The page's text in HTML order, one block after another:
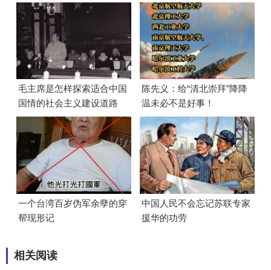
毛主席是怎样探索适合中国
国情的社会主义建设道路
的？
陈先义：给“清北崇拜”降降
温未必不是好事！
一个台湾百岁伪军余孽的穿
帮现形记
中国人民不会忘记苏联专家
援华的功劳
相关阅读